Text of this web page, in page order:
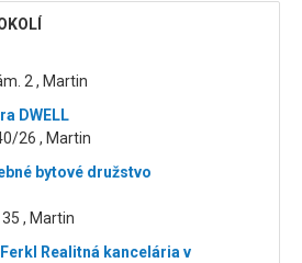
2 , Martin
DWELL
26 , Martin
bytové družstvo
, Martin
Realitná kancelária v